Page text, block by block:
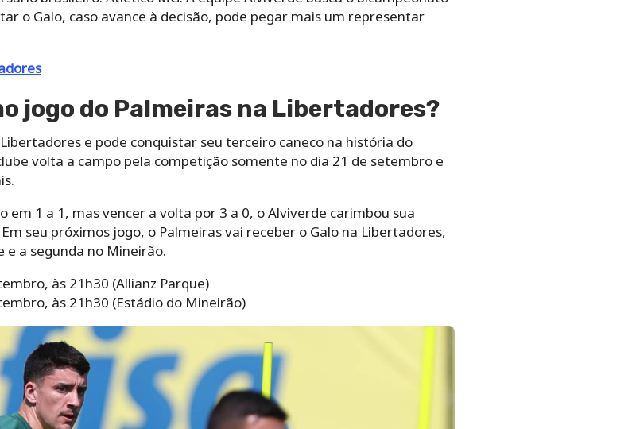
o Galo, caso avance à decisão, pode pegar mais um representar
jogo do Palmeiras na Libertadores?
e pode conquistar seu terceiro caneco na história do
volta a campo pela competição somente no dia 21 de setembro e
em 1 a 1, mas vencer a volta por 3 a 0, o Alviverde carimbou sua
seu próximos jogo, o Palmeiras vai receber o Galo na Libertadores,
e a segunda no Mineirão.
às 21h30 (Allianz Parque)
às 21h30 (Estádio do Mineirão)